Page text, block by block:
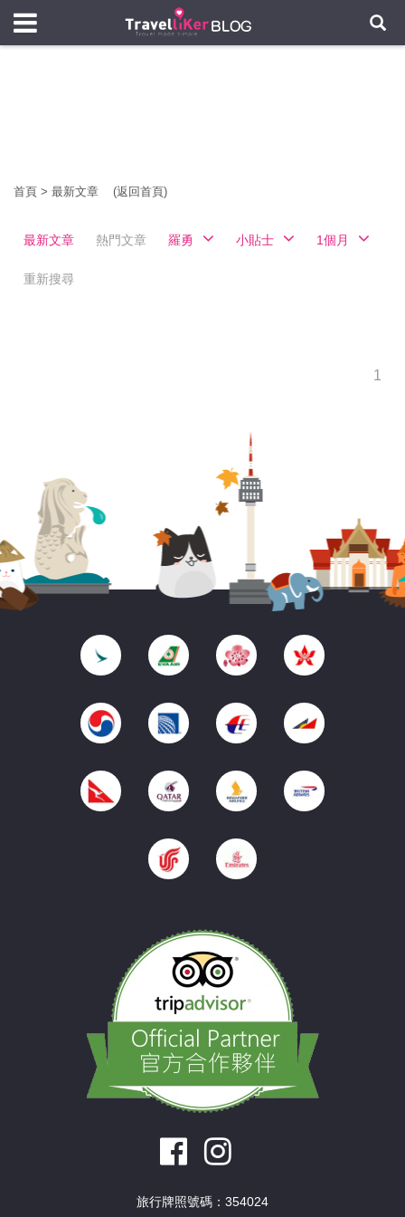
首頁 > 最新文章 (返回首頁)
最新文章 熱門文章 羅勇 小貼士 1個月
重新搜尋
1
旅行牌照號碼：354024